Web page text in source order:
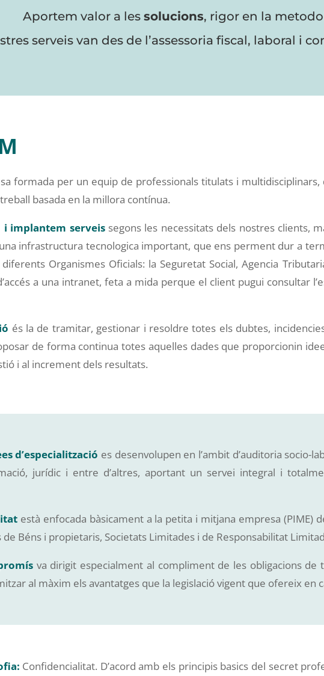
Aportem valor a les solucions, rigor en la
serveis van des de l’assessoria fiscal, laboral i
formada per un equip de professionals titulats i
basada en la millora contínua.
i implantem serveissegons les necessitats dels nostres clients,
infrastructura tecnologica important, que ens perment dur a
Organismes Oficials: la Seguretat Social, Agencia
a una intranet, feta a mida perque el client pugui consultar
és la de tramitar, gestionar i resoldre totes els dubtes,
de forma continua totes aquelles dades que proporcionin
i al increment dels resultats.
d’especialització es desenvolupen en l’ambit d’auditoria socio-
jurídic i entre d’altres, aportant un servei integral i
està enfocada bàsicament a la petita i mitjana empresa
Béns i propietaris, Societats Limitades i de Responsabilitat
va dirigit especialment al compliment de les obligacions
al màxim els avantatges que la legislació vigent que ofereix en
Confidencialitat. D’acord amb els principis basics del secret